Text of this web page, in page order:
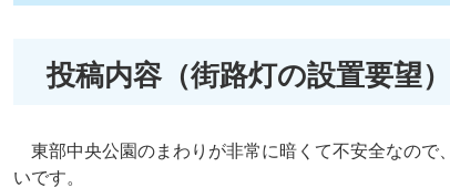
投稿内容（街路灯の設置要望）
東部中央公園のまわりが非常に暗くて不安全なので
いです。​